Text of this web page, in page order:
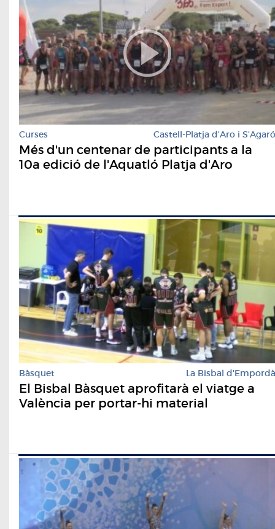
Curses Castell-Platja d'Aro i S'Agaró
Més d'un centenar de participants a la
10a edició de l'Aquatló Platja d'Aro
Bàsquet La Bisbal d'Empordà
El Bisbal Bàsquet aprofitarà el viatge a
València per portar-hi material